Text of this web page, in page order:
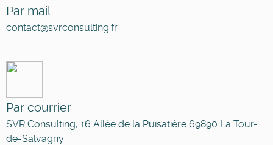
Par mail
contact@svrconsulting.fr
Par courrier
SVR Consulting, 16 Allée de la Puisatière 69890 La Tour-
de-Salvagny